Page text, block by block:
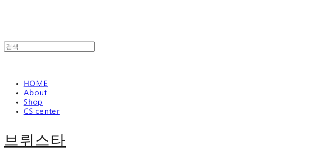
HOME
About
Shop
CS center
브뤼스타